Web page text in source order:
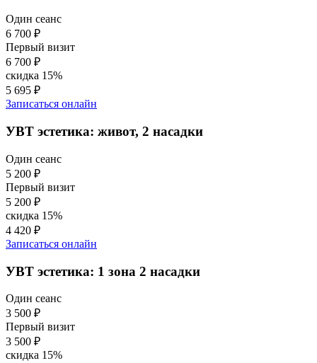
Один сеанс
6 700 ₽
Первый визит
6 700 ₽
скидка 15%
5 695 ₽
Записаться онлайн
УВТ эстетика: живот, 2 насадки
Один сеанс
5 200 ₽
Первый визит
5 200 ₽
скидка 15%
4 420 ₽
Записаться онлайн
УВТ эстетика: 1 зона 2 насадки
Один сеанс
3 500 ₽
Первый визит
3 500 ₽
скидка 15%